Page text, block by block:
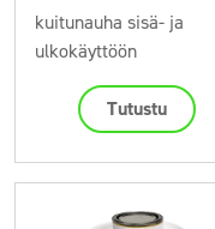
kuitunauha sisä- ja
ulkokäyttöön
Tutustu